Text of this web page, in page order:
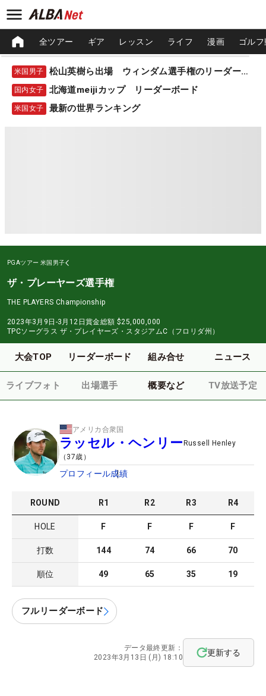
全ツアー ギア レッスン ライフ 漫画 ゴル
米国男子 松山英樹ら出場 ウィンダム選手権のリーダーボード
国内女子 北海道meijiカップ リーダーボード
米国女子 最新の世界ランキング
PGAツアー 米国男子
ザ・プレーヤーズ選手権
THE PLAYERS Championship
2023年3月9日-3月12日賞金総額 $25,000,000
TPCソーグラス ザ・プレイヤーズ・スタジアムC（フロリダ州）
大会TOP リーダーボード 組み合せ ニュース
ライブフォト 出場選手 概要など TV放送予定
アメリカ合衆国
ラッセル・ヘンリー Russell Henley
（ 37歳）
プロフィール成績
ROUND R1 R2 R3 R4
HOLE F F F F
打数 144 74 66 70
順位 49 65 35 19
フルリーダーボード
データ最終更新：
2023年3月13日 (月) 18:10
更新する